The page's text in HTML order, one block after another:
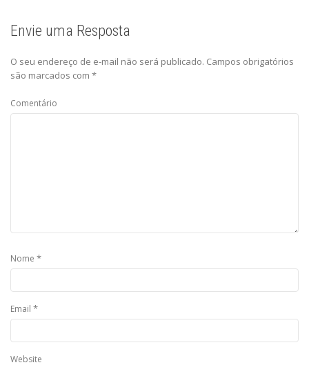
Envie uma Resposta
O seu endereço de e-mail não será publicado. Campos obrigatórios
são marcados com *
Comentário
Nome *
Email *
Website